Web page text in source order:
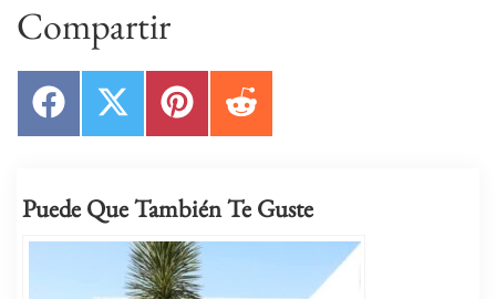
Compartir
Compartir
en
CompartirCompartir
en
Puede Que También Te Guste